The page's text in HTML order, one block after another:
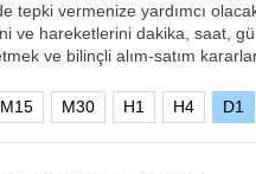
tepki vermenize yardımcı
ve hareketlerini dakika, saat,
ve bilinçli alım-satım
M15 M30 H1 H4 D1